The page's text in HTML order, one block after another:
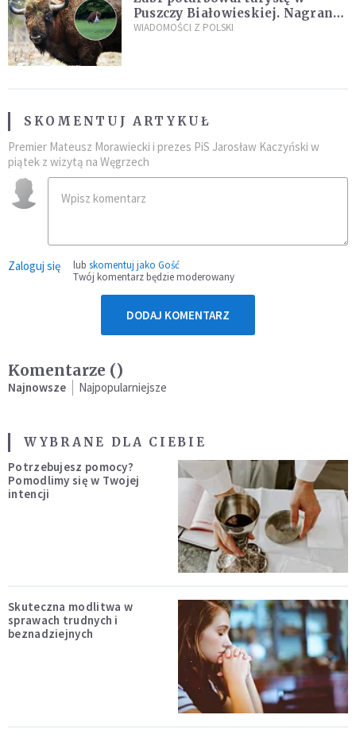
Puszczy Białowieskiej. Nagranie
daje do myślenia
WIADOMOŚCI Z POLSKI
SKOMENTUJ ARTYKUŁ
Premier Mateusz Morawiecki i prezes PiS Jarosław Kaczyński w
piątek z wizytą na Węgrzech
Zaloguj się lub skomentuj jako Gość
Twój komentarz będzie moderowany
DODAJ KOMENTARZ
Komentarze ()
Najnowsze Najpopularniejsze
WYBRANE DLA CIEBIE
Potrzebujesz pomocy?
Pomodlimy się w Twojej
intencji
Skuteczna modlitwa w
sprawach trudnych i
beznadziejnych